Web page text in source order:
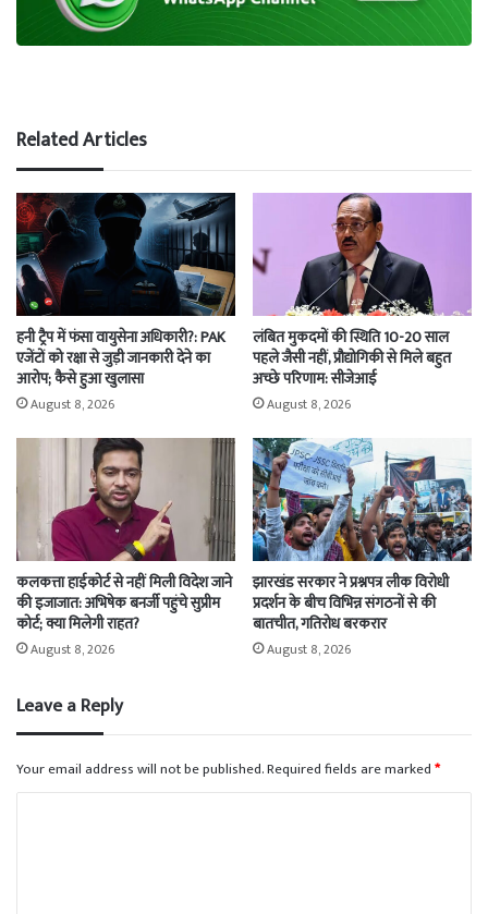
Related Articles
हनी ट्रैप में फंसा वायुसेना अधिकारी?: PAK
एजेंटों को रक्षा से जुड़ी जानकारी देने का
आरोप; कैसे हुआ खुलासा
August 8, 2026
लंबित मुकदमों की स्थिति 10-20 साल
पहले जैसी नहीं, प्रौद्योगिकी से मिले बहुत
अच्छे परिणाम: सीजेआई
August 8, 2026
कलकत्ता हाईकोर्ट से नहीं मिली विदेश जाने
की इजाजात: अभिषेक बनर्जी पहुंचे सुप्रीम
कोर्ट; क्या मिलेगी राहत?
August 8, 2026
झारखंड सरकार ने प्रश्नपत्र लीक विरोधी
प्रदर्शन के बीच विभिन्न संगठनों से की
बातचीत, गतिरोध बरकरार
August 8, 2026
Leave a Reply
Your email address will not be published.Required fields are marked*